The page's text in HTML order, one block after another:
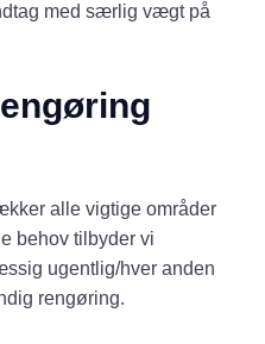
med særlig vægt på
alle vigtige områder
behov tilbyder vi
ugentlig/hver anden
rengøring.